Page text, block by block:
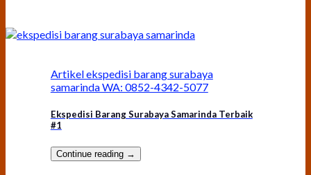
Artikel ekspedisi barang surabaya
samarinda WA: 0852-4342-5077
Ekspedisi Barang Surabaya Samarinda Terbaik
#1
Continue reading →